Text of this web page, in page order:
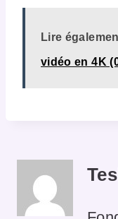
Lire
vidéo en 4K